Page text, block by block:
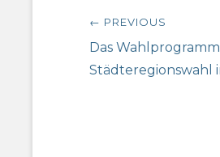
← PREVIOUS
Previous
post:
Das
Städteregionswahl